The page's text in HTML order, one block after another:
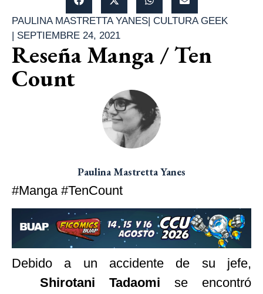
PAULINA MASTRETTA YANES| CULTURA GEEK
| SEPTIEMBRE 24, 2021
Reseña Manga / Ten
Count
Paulina Mastretta Yanes
#Manga #TenCount
Debido a un accidente de su jefe,
Shirotani Tadaomi se encontró